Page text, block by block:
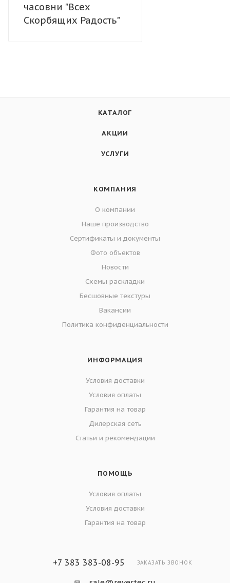
часовни "Всех
Скорбящих Радость"
КАТАЛОГ
АКЦИИ
УСЛУГИ
КОМПАНИЯ
О компании
Наше производство
Сертификаты и документы
Фото объектов
Новости
Схемы раскладки
Бесшовные текстуры
Вакансии
Политика конфиденциальности
ИНФОРМАЦИЯ
Условия доставки
Условия оплаты
Гарантия на товар
Дилерская сеть
Статьи и рекомендации
ПОМОЩЬ
Условия оплаты
Условия доставки
Гарантия на товар
+7 383 383-08-95 ЗАКАЗАТЬ ЗВОНОК